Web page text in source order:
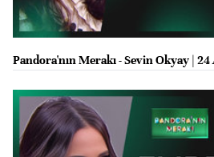
Pandora'nın Merakı - Sevin Okyay |